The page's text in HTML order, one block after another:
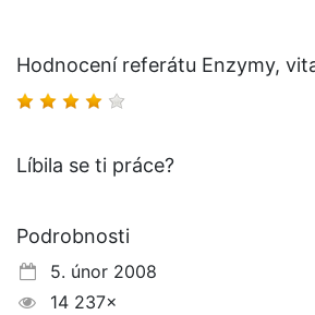
Hodnocení referátu Enzymy,
Líbila se ti práce?
Podrobnosti
5. únor 2008
14 237×